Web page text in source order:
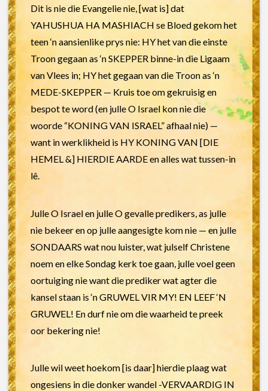
Dit is nie die Evangelie nie, [wat is] dat
YAHUSHUA HA MASHIACH se Bloed gekom het
teen ‘n aansienlike prys nie: HY het van die einste
Troon gegaan as ‘n SKEPPER binne-in die Ligaam
van Vlees in; HY het gegaan van die Troon as ‘n
MEDE-SKEPPER — Kruis toe om gekruisig en
bespot te word (en julle O Israel kon nie die
woorde “KONING VAN ISRAEL” afhaal nie) —
want in werklikheid is HY KONING VAN [DIE
HEMEL &] HIERDIE AARDE en alles wat tussen-in
lê.
Julle O Israel en julle O gevalle predikers, as julle
nie bekeer en op julle aangesigte kom nie — en julle
SONDAARS wat nou luister, wat julself Christene
noem en elke Sondag kerk toe gaan, julle voel geen
oortuiging nie want die prediker wat agter die
kansel staan is ‘n GRUWEL VIR MY! EN LEEF ‘N
GRUWEL! En durf nie om die waarheid te preek
oor bekering nie!
Julle wil weet hoekom [is daar] hierdie plaag wat
ongesiens in die donker wandel -VERVAARDIG IN